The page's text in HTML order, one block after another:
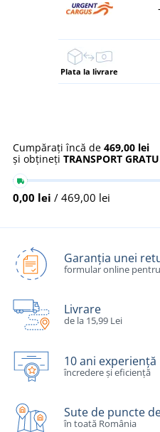
Plata la livrare
Cumpărați încă de 469,00 lei
și obțineți TRANSPORT
0,00 lei / 469,00 lei
Garanția unei
formular online
Livrare
de la 15,99 Lei
10 ani experiență
încredere și eficiență
Sute de puncte
în toată România